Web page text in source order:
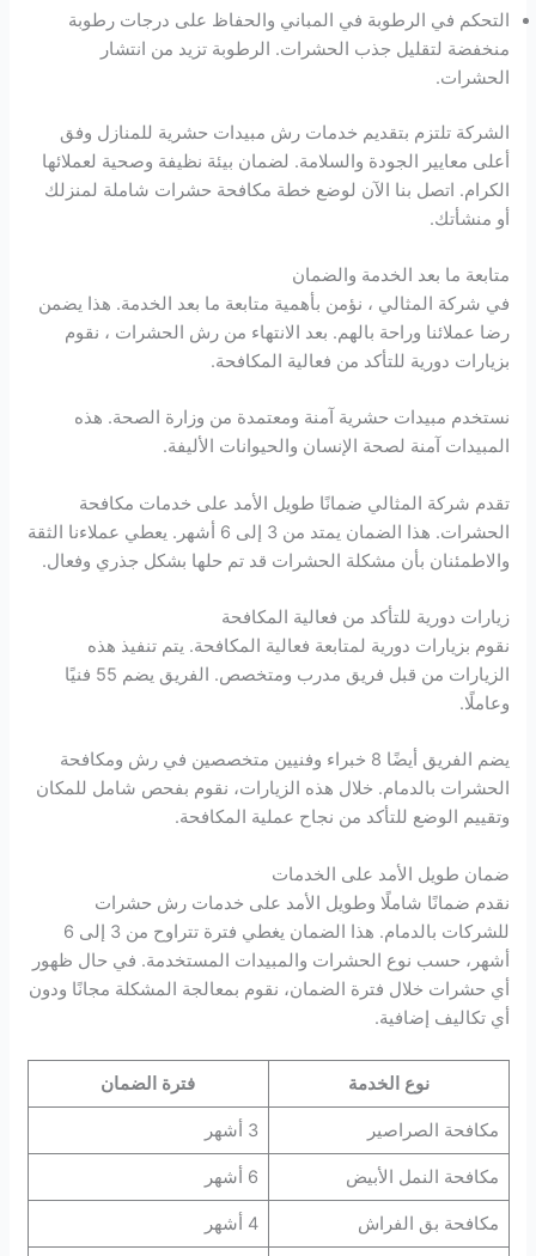
التحكم في الرطوبة في المباني والحفاظ على درجات رطوبة
منخفضة لتقليل جذب الحشرات. الرطوبة تزيد من انتشار
الحشرات.
الشركة تلتزم بتقديم خدمات رش مبيدات حشرية للمنازل وفق
أعلى معايير الجودة والسلامة. لضمان بيئة نظيفة وصحية لعملائها
الكرام. اتصل بنا الآن لوضع خطة مكافحة حشرات شاملة لمنزلك
أو منشأتك.
متابعة ما بعد الخدمة والضمان
في شركة المثالي ، نؤمن بأهمية متابعة ما بعد الخدمة. هذا يضمن
رضا عملائنا وراحة بالهم. بعد الانتهاء من رش الحشرات ، نقوم
بزيارات دورية للتأكد من فعالية المكافحة.
نستخدم مبيدات حشرية آمنة ومعتمدة من وزارة الصحة. هذه
المبيدات آمنة لصحة الإنسان والحيوانات الأليفة.
تقدم شركة المثالي ضمانًا طويل الأمد على خدمات مكافحة
الحشرات. هذا الضمان يمتد من 3 إلى 6 أشهر. يعطي عملاءنا الثقة
والاطمئنان بأن مشكلة الحشرات قد تم حلها بشكل جذري وفعال.
زيارات دورية للتأكد من فعالية المكافحة
نقوم بزيارات دورية لمتابعة فعالية المكافحة. يتم تنفيذ هذه
الزيارات من قبل فريق مدرب ومتخصص. الفريق يضم 55 فنيًا
وعاملًا.
يضم الفريق أيضًا 8 خبراء وفنيين متخصصين في رش ومكافحة
الحشرات بالدمام. خلال هذه الزيارات، نقوم بفحص شامل للمكان
وتقييم الوضع للتأكد من نجاح عملية المكافحة.
ضمان طويل الأمد على الخدمات
نقدم ضمانًا شاملًا وطويل الأمد على خدمات رش حشرات
للشركات بالدمام. هذا الضمان يغطي فترة تتراوح من 3 إلى 6
أشهر، حسب نوع الحشرات والمبيدات المستخدمة. في حال ظهور
أي حشرات خلال فترة الضمان، نقوم بمعالجة المشكلة مجانًا ودون
أي تكاليف إضافية.
نوع الخدمة فترة الضمان
مكافحة الصراصير 3 أشهر
مكافحة النمل الأبيض 6 أشهر
مكافحة بق الفراش 4 أشهر